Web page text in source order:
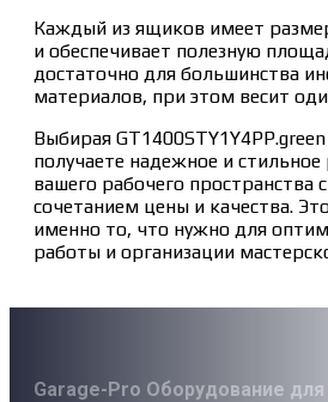
Каждый из ящиков имеет
и обеспечивает полезную
достаточно для большинства
материалов, при этом весит
Выбирая
получаете надежное и
вашего рабочего пространства
сочетанием цены и качества.
именно то, что нужно для
работы и организации
Garage-Pro Оборудование для